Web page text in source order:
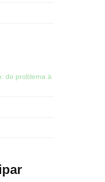
do problema à